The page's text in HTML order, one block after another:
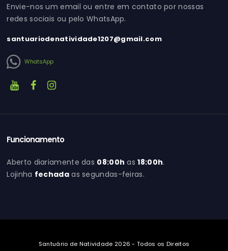
Envie-nos um email ou entre em contato por nossas
redes sociais ou pelo WhatsApp.
santuariodenatividade1207@gmail.com
WhatsApp
Funcionamento
Aberto diariamente das 08:00h as18:00h.
Lojinha fechadaas segundas-feiras.
Santuário de Natividade 2026 - Todos os Direitos